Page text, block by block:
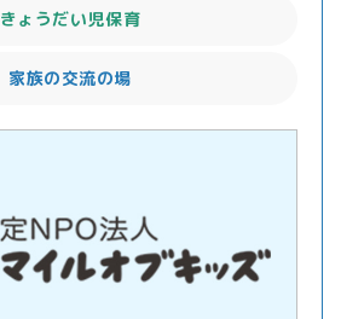
きょうだい児保育
家族の交流の場